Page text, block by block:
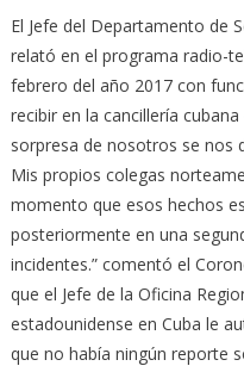
El Jefe del Departamento de
relató en el programa radio-
febrero del año 2017 con
recibir en la cancillería
sorpresa de nosotros se nos
Mis propios colegas
momento que esos hechos
posteriormente en una
incidentes.” comentó el
que el Jefe de la Oficina
estadounidense en Cuba le
que no había ningún reporte